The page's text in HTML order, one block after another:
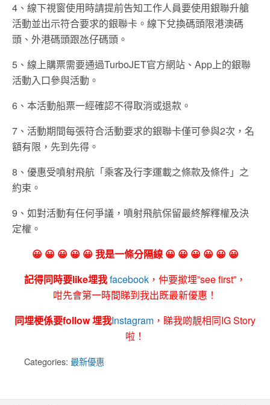
4、線下視窗使用時請提前告知工作人員要使用銀聯升艙
活動並出示符合要求的銀聯卡。線下兌換碼頭限港澳碼
頭、外港碼頭跟氹仔碼頭。
5、線上購票需要通過TurboJET官方網站、App上的銀聯
活動入口參與活動。
6、本活動船票一經確認不得取消或退款。
7、活動期間每張符合活動要求的銀聯卡僅可參與2次，名
額有限，先到先得。
8、優惠受噴射飛航「乘客及行李運載之條款及條件」之
約束。
9、如對活動有任何爭議，噴射飛航保留最終解釋權及決
定權。
😀 😀 😀 😀 😀 我是一條分隔線 😀 😀 😀 😀 😀 😀
記得同時要like埋我facebook ，仲要撳埋”see first”，
咁先會第一時間睇到我出既最新優惠！
同埋梗係要follow 埋我Instagram ，睇我啲靚相同IG Story
啦！
Categories: 最新優惠